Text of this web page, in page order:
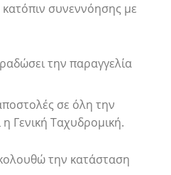
συνεννόησης με
την παραγγελία
σε όλη την
Γενική Ταχυδρομική.
την κατάσταση